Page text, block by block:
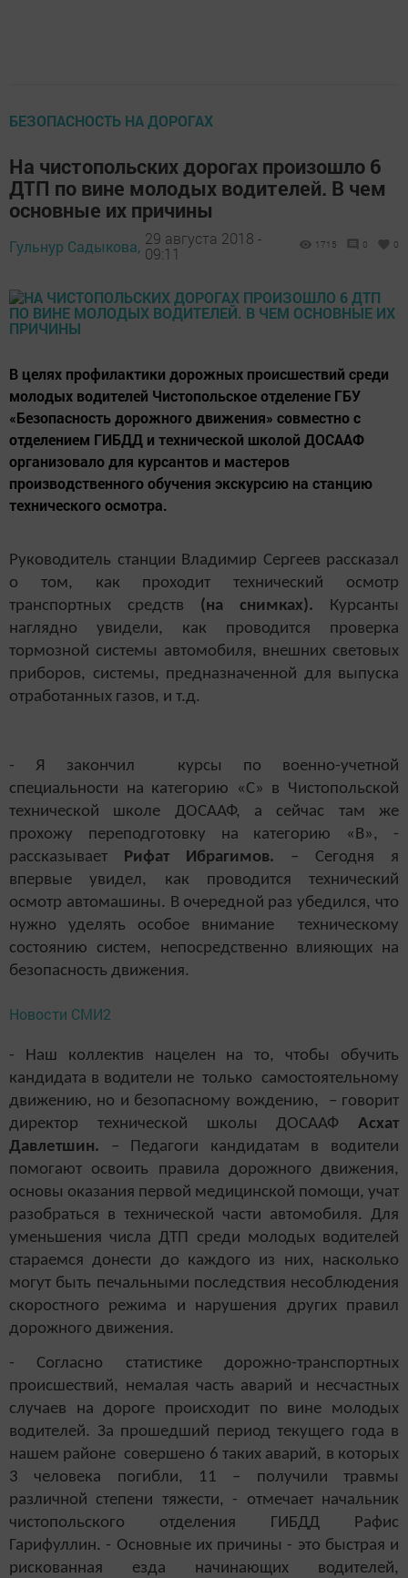
БЕЗОПАСНОСТЬ НА ДОРОГАХ
На чистопольских дорогах произошло 6
ДТП по вине молодых водителей. В чем
основные их причины
Гульнур Садыкова, 29 августа 2018 -
09:11
1715 0 0
В целях профилактики дорожных происшествий среди
молодых водителей Чистопольское отделение ГБУ
«Безопасность дорожного движения» совместно с
отделением ГИБДД и технической школой ДОСААФ
организовало для курсантов и мастеров
производственного обучения экскурсию на станцию
технического осмотра.
Руководитель станции Владимир Сергеев рассказал
о том, как проходит технический осмотр
транспортных средств (на снимках). Курсанты
наглядно увидели, как проводится проверка
тормозной системы автомобиля, внешних световых
приборов, системы, предназначенной для выпуска
отработанных газов, и т.д.
- Я закончил курсы по военно-учетной
специальности на категорию «С» в Чистопольской
технической школе ДОСААФ, а сейчас там же
прохожу переподготовку на категорию «В», -
рассказывает Рифат Ибрагимов. – Сегодня я
впервые увидел, как проводится технический
осмотр автомашины. В очередной раз убедился, что
нужно уделять особое внимание техническому
состоянию систем, непосредственно влияющих на
безопасность движения.
Новости СМИ2
- Наш коллектив нацелен на то, чтобы обучить
кандидата в водители не только самостоятельному
движению, но и безопасному вождению, – говорит
директор технической школы ДОСААФ Асхат
Давлетшин. – Педагоги кандидатам в водители
помогают освоить правила дорожного движения,
основы оказания первой медицинской помощи, учат
разобраться в технической части автомобиля. Для
уменьшения числа ДТП среди молодых водителей
стараемся донести до каждого из них, насколько
могут быть печальными последствия несоблюдения
скоростного режима и нарушения других правил
дорожного движения.
- Согласно статистике дорожно-транспортных
происшествий, немалая часть аварий и несчастных
случаев на дороге происходит по вине молодых
водителей. За прошедший период текущего года в
нашем районе совершено 6 таких аварий, в которых
3 человека погибли, 11 – получили травмы
различной степени тяжести, - отмечает начальник
чистопольского отделения ГИБДД Рафис
Гарифуллин. - Основные их причины - это быстрая и
рискованная езда начинающих водителей,